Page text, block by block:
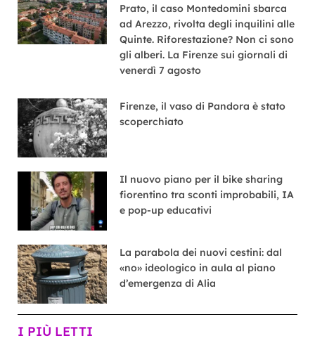
Prato, il caso Montedomini sbarca
ad Arezzo, rivolta degli inquilini alle
Quinte. Riforestazione? Non ci sono
gli alberi. La Firenze sui giornali di
venerdì 7 agosto
Firenze, il vaso di Pandora è stato
scoperchiato
Il nuovo piano per il bike sharing
fiorentino tra sconti improbabili, IA
e pop-up educativi
La parabola dei nuovi cestini: dal
«no» ideologico in aula al piano
d’emergenza di Alia
I PIÙ LETTI